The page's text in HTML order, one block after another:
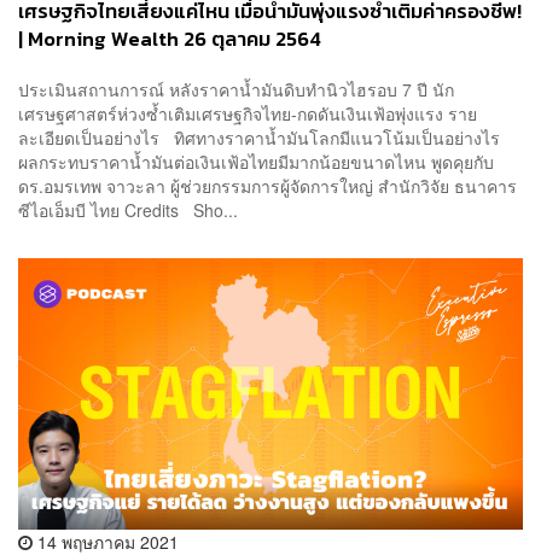
เศรษฐกิจไทยเสี่ยงแค่ไหน เมื่อน้ำมันพุ่งแรงซ้ำเติมค่าครองชีพ!
| Morning Wealth 26 ตุลาคม 2564
ประเมินสถานการณ์ หลังราคาน้ำมันดิบทำนิวไฮรอบ 7 ปี นัก
เศรษฐศาสตร์ห่วงซ้ำเติมเศรษฐกิจไทย-กดดันเงินเฟ้อพุ่งแรง ราย
ละเอียดเป็นอย่างไร ทิศทางราคาน้ำมันโลกมีแนวโน้มเป็นอย่างไร
ผลกระทบราคาน้ำมันต่อเงินเฟ้อไทยมีมากน้อยขนาดไหน พูดคุยกับ
ดร.อมรเทพ จาวะลา ผู้ช่วยกรรมการผู้จัดการใหญ่ สำนักวิจัย ธนาคาร
ซีไอเอ็มบี ไทย Credits Sho...
14 พฤษภาคม 2021